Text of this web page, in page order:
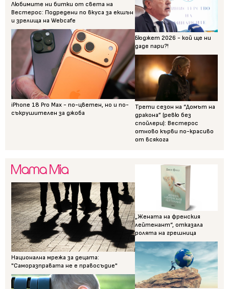
Любимите ни битки от света на
Вестерос: Подредени по вкуса за екшън
и зрелища на Webcafe
iPhone 18 Pro Max - по-цветен, но и по-
съкрушителен за джоба
Бюджет 2026 - кой ще ни
даде пари?!
Трети сезон на “Домът на
дракона” (ревю без
спойлери): Вестерос
отново кърви по-красиво
от всякога
Национална мрежа за децата:
"Саморазправата не е правосъдие"
„Жената на френския
лейтенант“, отказала
ролята на грешница